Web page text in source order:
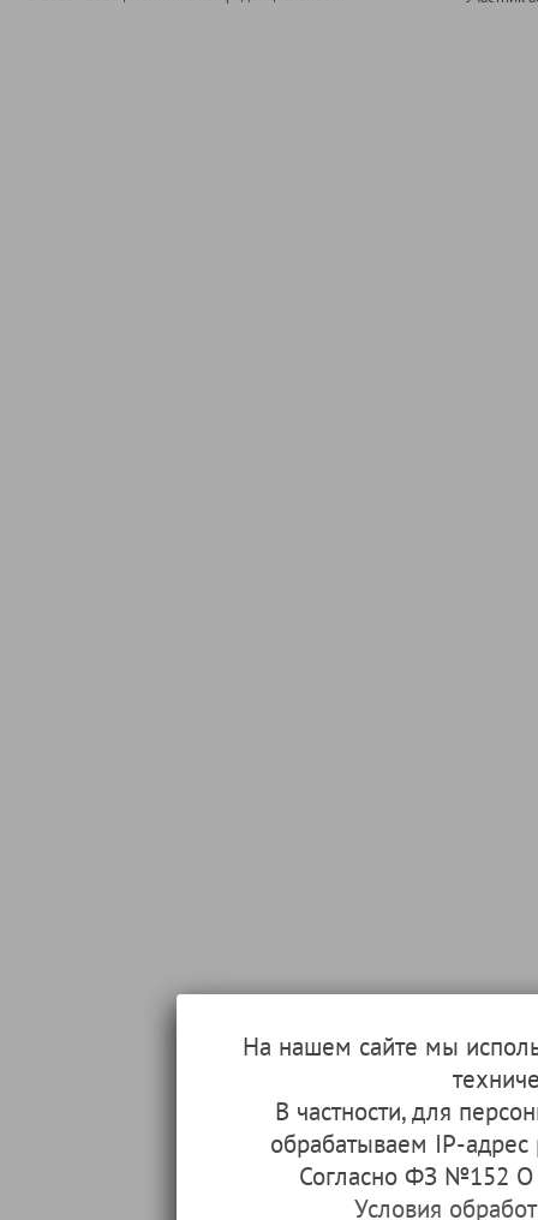
На нашем сайте мы
В частности, для
обрабатываем IP-
Согласно ФЗ №152 О
Условия